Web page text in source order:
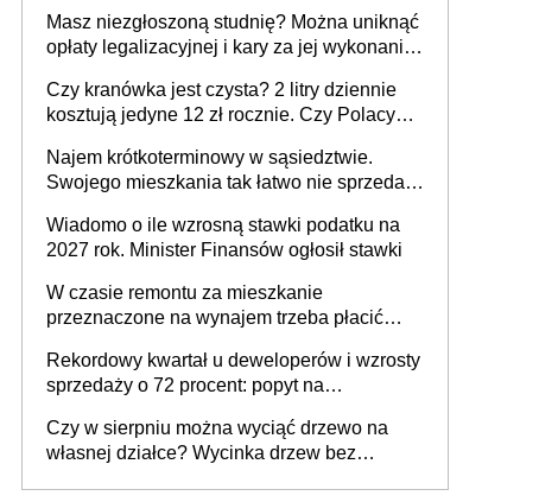
Masz niezgłoszoną studnię? Można uniknąć
opłaty legalizacyjnej i kary za jej wykonanie,
Czy kranówka jest czysta? 2 litry dziennie
kosztują jedyne 12 zł rocznie. Czy Polacy
Najem krótkoterminowy w sąsiedztwie.
Swojego mieszkania tak łatwo nie sprzedaż
Wiadomo o ile wzrosną stawki podatku na
2027 rok. Minister Finansów ogłosił stawki
W czasie remontu za mieszkanie
przeznaczone na wynajem trzeba płacić
realizuje w nim potrzeb mieszkaniowych
Rekordowy kwartał u deweloperów i wzrosty
sprzedaży o 72 procent: popyt na
Czy w sierpniu można wyciąć drzewo na
własnej działce? Wycinka drzew bez